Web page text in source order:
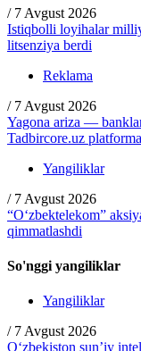
/ 7 Avgust 2026
Istiqbolli loyihalar
litsenziya berdi
Reklama
/ 7 Avgust 2026
Yagona ariza —
Tadbircore.uz
Yangiliklar
/ 7 Avgust 2026
“O‘zbektelekom”
qimmatlashdi
So'nggi yangiliklar
Yangiliklar
/ 7 Avgust 2026
O‘zbekiston sun’iy